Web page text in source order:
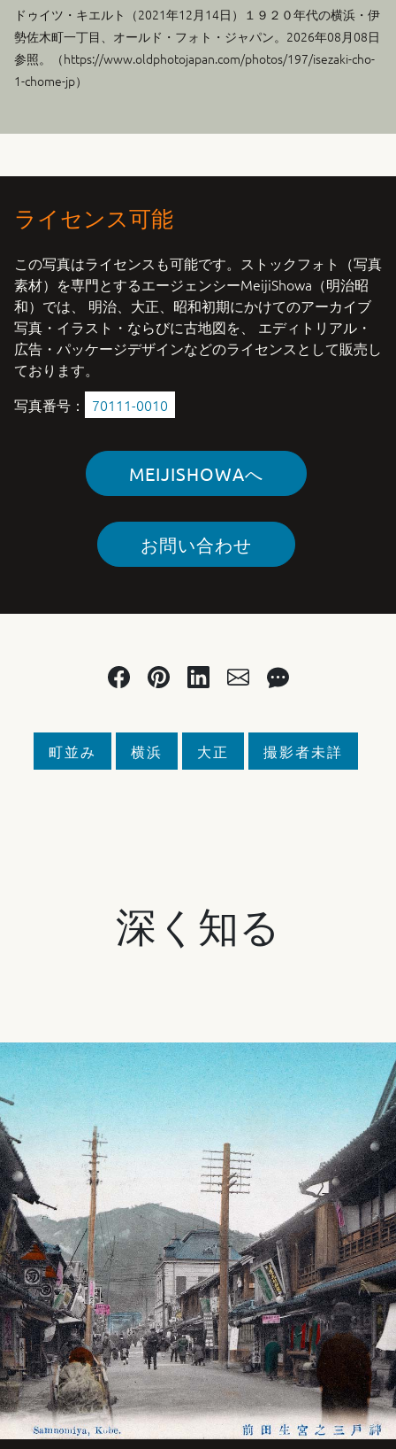
ドゥイツ・キエルト（2021年12月14日 ）１９２０年代の横浜・伊
勢佐木町一丁目、オールド・フォト・ジャパン。2026年08月08日
参照。（https://www.oldphotojapan.com/photos/197/isezaki-cho-
1-chome-jp）
ライセンス可能
この写真はライセンスも可能です。ストックフォト（写真
素材）を専門とするエージェンシーMeijiShowa（明治昭
和）では、 明治、大正、昭和初期にかけてのアーカイブ
写真・イラスト・ならびに古地図を、 エディトリアル・
広告・パッケージデザインなどのライセンスとして販売し
ております。
写真番号：
70111-0010
MEIJISHOWAへ
お問い合わせ
町並み 横浜 大正 撮影者未詳
深く知る